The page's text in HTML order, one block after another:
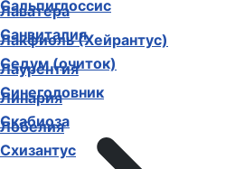
Лаватера
Лакфиоль (Хейрантус)
Лаурентия
Линария
Лобелия
Сальпиглоссис
Санвиталия
Седум (очиток)
Синеголовник
Скабиоза
Схизантус